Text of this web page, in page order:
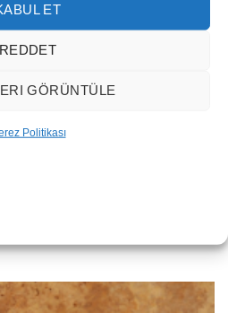
ET
REDDET
GÖRÜNTÜLE
Politikası